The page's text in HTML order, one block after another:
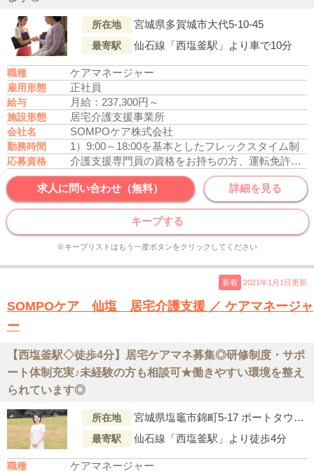
所在地 宮城県多賀城市大代5-10-45
最寄駅 仙石線「西塩釜駅」より車で10分
職種 ケアマネージャー
雇用形態 正社員
給与 月給：237,300円～
施設形態 居宅介護支援事業所
会社名 SOMPOケア株式会社
勤務時間 1）9:00～18:00を基本としたフレックスタイム制
応募資格 介護支援専門員の資格をお持ちの方、運転免許あれば尚可
求人に問い合わせ（無料） 詳細を見る
キープする
※キープリストはもう一度ボタンをクリックしてください
新着 2021年1月1日更新
SOMPOケア 仙塩 居宅介護支援 ／ ケアマネージャ
ー
【西塩釜駅◇徒歩4分】居宅ケアマネ募集◎研修制度・サポ
ート体制充実♪未経験の方も相談可★働きやすい環境を整え
られています◎
所在地 宮城県塩竈市錦町5-17 ポートタウンカネショウ1F
最寄駅 仙石線「西塩釜駅」より徒歩4分
職種 ケアマネージャー